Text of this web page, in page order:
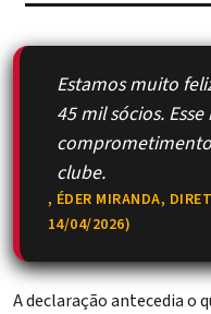
Estamos muito
45 mil sócios.
clube.
, ÉDER MIRANDA,
14/04/2026)
A declaração antecedia o